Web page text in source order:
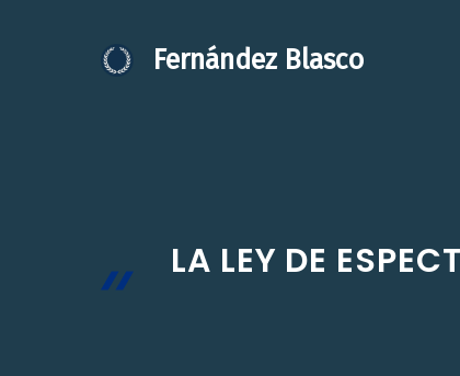
Fernández Blasco
LA LEY DE